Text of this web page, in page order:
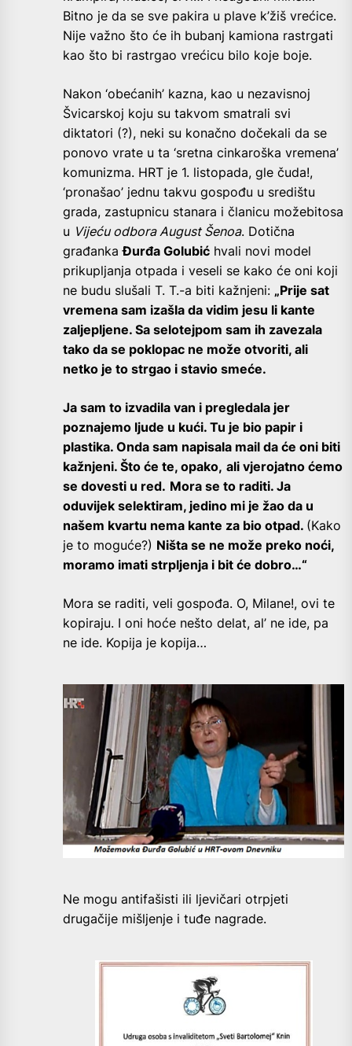
Bitno je da se sve pakira u plave k’žiš vrećice.
Nije važno što će ih bubanj kamiona rastrgati
kao što bi rastrgao vrećicu bilo koje boje.
Nakon ‘obećanih’ kazna, kao u nezavisnoj
Švicarskoj koju su takvom smatrali svi
diktatori (?), neki su konačno dočekali da se
ponovo vrate u ta ‘sretna cinkaroška vremena’
komunizma. HRT je 1. listopada, gle čuda!,
‘pronašao’ jednu takvu gospođu u središtu
grada, zastupnicu stanara i članicu možebitosa
u Vijeću odbora August Šenoa. Dotična
građankaĐurđa Golubić hvali novi model
prikupljanja otpada i veseli se kako će oni koji
ne budu slušali T. T.-a biti kažnjeni: „Prije sat
vremena sam izašla da vidim jesu li kante
zaljepljene. Sa selotejpom sam ih zavezala
tako da se poklopac ne može otvoriti, ali
netko je to strgao i stavio smeće.
Ja sam to izvadila van i pregledala jer
poznajemo ljude u kući. Tu je bio papir i
plastika. Onda sam napisala mail da će oni biti
kažnjeni. Što će te, opako, ali vjerojatno ćemo
se dovesti u red. Mora se to raditi. Ja
oduvijek selektiram, jedino mi je žao da u
našem kvartu nema kante za bio otpad. (Kako
je to moguće?) Ništa se ne može preko noći,
moramo imati strpljenja i bit će dobro…“
Mora se raditi, veli gospođa. O, Milane!, ovi te
kopiraju. I oni hoće nešto delat, al’ ne ide, pa
ne ide. Kopija je kopija…
Ne mogu antifašisti ili ljevičari otrpjeti
drugačije mišljenje i tuđe nagrade.